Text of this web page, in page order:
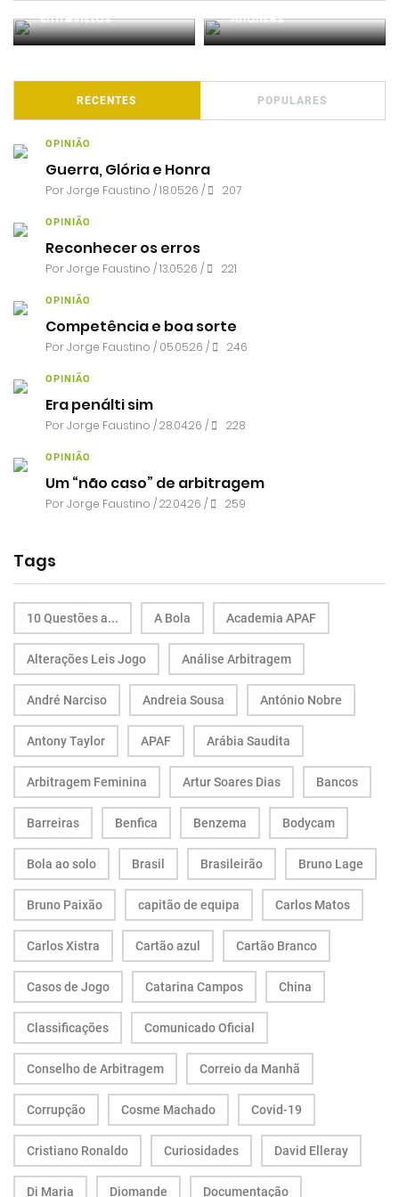
Entrevistas Análises
RECENTES POPULARES
OPINIÃO
Guerra, Glória e Honra
PorJorge Faustino / 18.05.26 / 207
OPINIÃO
Reconhecer os erros
PorJorge Faustino / 13.05.26 / 221
OPINIÃO
Competência e boa sorte
PorJorge Faustino / 05.05.26 / 246
OPINIÃO
Era penálti sim
PorJorge Faustino / 28.04.26 / 228
OPINIÃO
Um “não caso” de arbitragem
PorJorge Faustino / 22.04.26 / 259
Tags
10 Questões a... A Bola Academia APAF
Alterações Leis Jogo Análise Arbitragem
André Narciso Andreia Sousa António Nobre
Antony Taylor APAF Arábia Saudita
Arbitragem Feminina Artur Soares Dias Bancos
Barreiras Benfica Benzema Bodycam
Bola ao solo Brasil Brasileirão Bruno Lage
Bruno Paixão capitão de equipa Carlos Matos
Carlos Xistra Cartão azul Cartão Branco
Casos de Jogo Catarina Campos China
Classificações Comunicado Oficial
Conselho de Arbitragem Correio da Manhã
Corrupção Cosme Machado Covid-19
Cristiano Ronaldo Curiosidades David Elleray
Di Maria Diomande Documentação